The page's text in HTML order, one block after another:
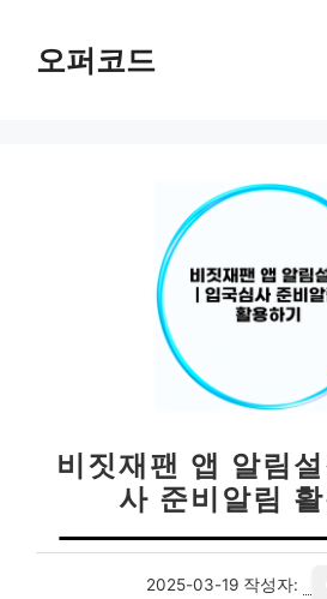
오퍼코드
비짓재팬 앱 알림
사 준비알림 활
2025-03-19 작성자: